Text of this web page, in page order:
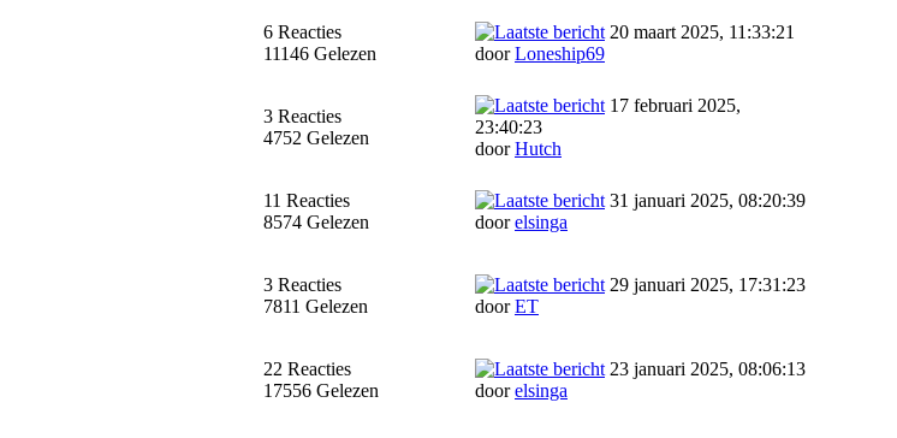
6 Reacties
11146 Gelezen
20 maart 2025, 11:33:21
doorLoneship69
3 Reacties
4752 Gelezen
17 februari 2025,
23:40:23
doorHutch
11 Reacties
8574 Gelezen
31 januari 2025, 08:20:39
doorelsinga
3 Reacties
7811 Gelezen
29 januari 2025, 17:31:23
doorET
22 Reacties
17556 Gelezen
23 januari 2025, 08:06:13
doorelsinga